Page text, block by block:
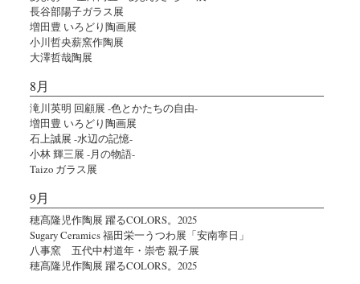
長谷部陽子ガラス展
増田豊 いろどり陶画展
小川哲央薪窯作陶展
大澤哲哉陶展
8月
滝川英明 回顧展 -色とかたちの自由-
増田豊 いろどり陶画展
石上誠展 -水辺の記憶-
小林 輝三展 -月の物語-
Taizo ガラス展
9月
穂髙隆児作陶展 躍るCOLORS。2025
Sugary Ceramics 福田栄一うつわ展「安南寧日」
八事窯 五代中村道年・崇壱 親子展
穂髙隆児作陶展 躍るCOLORS。2025